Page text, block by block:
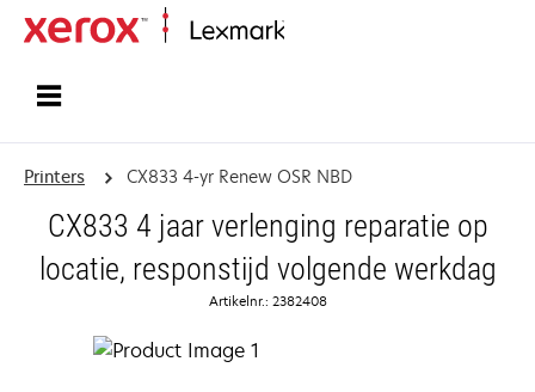
Printers CX833 4-yr Renew OSR NBD
CX833 4 jaar verlenging reparatie op
locatie, responstijd volgende werkdag
Artikelnr.: 2382408